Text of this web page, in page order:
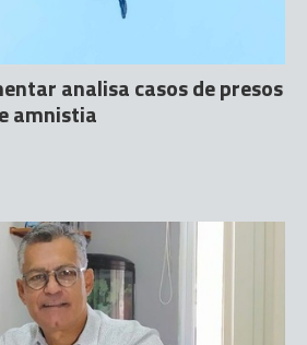
analisa casos de presos
amnistia